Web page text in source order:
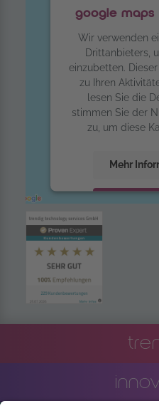
google maps
Wir verwenden
Drittanbieters,
einzubetten.
zu Ihren
lesen Sie die
stimmen Sie der
zu, um diese
Mehr
powered by